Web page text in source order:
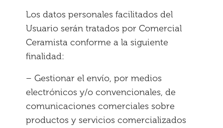
Los datos personales facilitados del
Usuario serán tratados por Comercial
Ceramista conforme a la siguiente
finalidad:
– Gestionar el envío, por medios
electrónicos y/o convencionales, de
comunicaciones comerciales sobre
productos y servicios comercializados